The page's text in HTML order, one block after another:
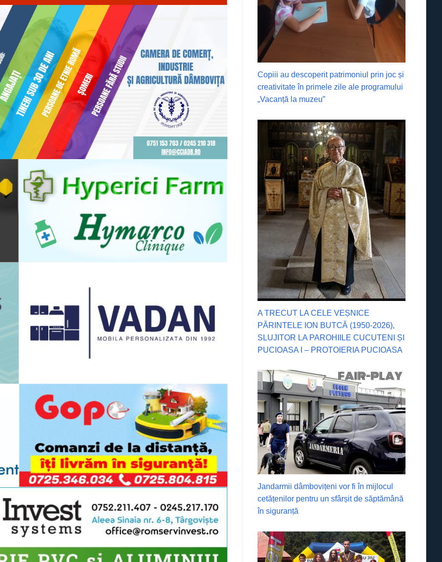
Copiii au descoperit patrimoniul prin joc și
creativitate în primele zile ale programului
„Vacanță la muzeu”
A TRECUT LA CELE VEȘNICE
PĂRINTELE ION BUTCĂ (1950-2026),
SLUJITOR LA PAROHIILE CUCUTENI ȘI
PUCIOASA I – PROTOIERIA PUCIOASA
Jandarmii dâmbovițeni vor fi în mijlocul
cetățenilor pentru un sfârșit de săptămână
în siguranță